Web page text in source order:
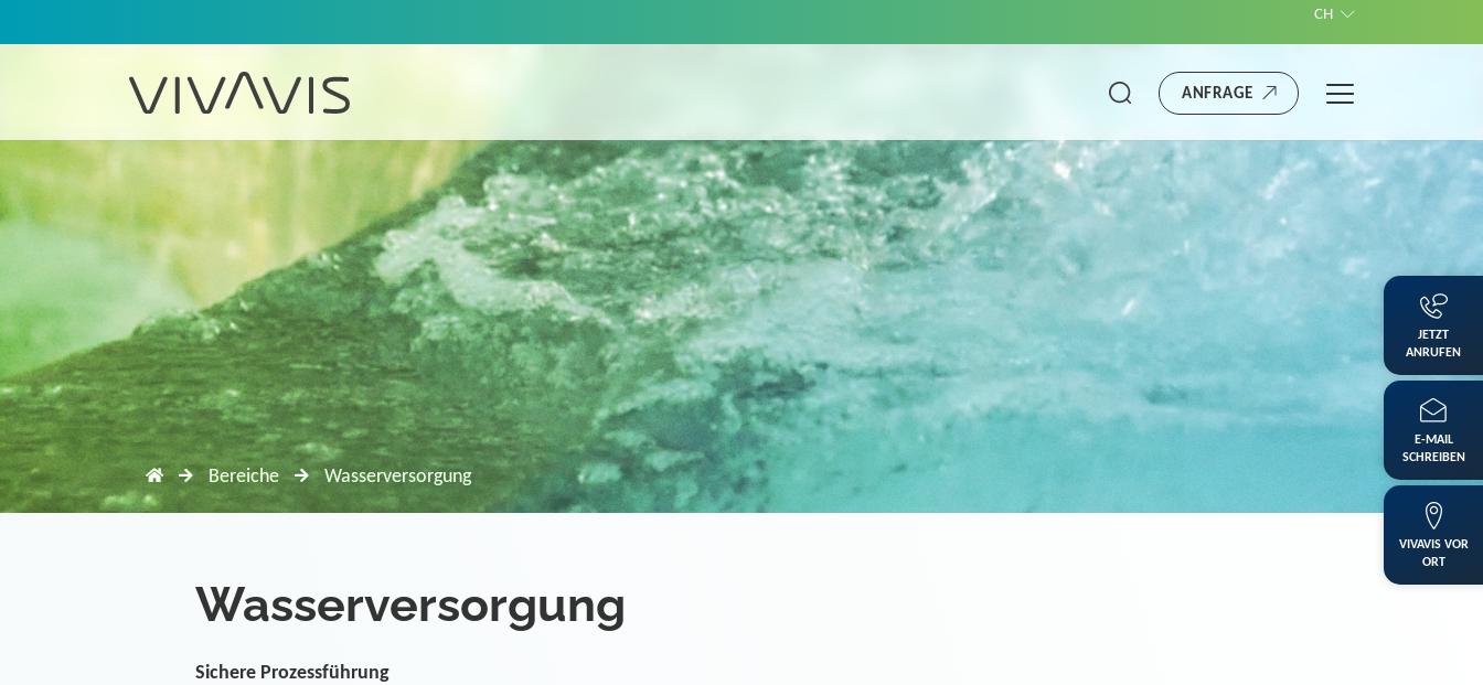
CH
ANFRAGE
Bereiche Wasserversorgung
Wasserversorgung
Sichere Prozessführung
JETZT
ANRUFEN
E-MAIL
SCHREIBEN
VIVAVIS VOR
ORT